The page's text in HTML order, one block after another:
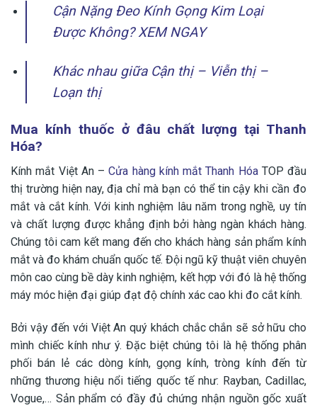
Cận Nặng Đeo Kính Gọng Kim Loại
Được Không? XEM NGAY
Khác nhau giữa Cận thị – Viễn thị –
Loạn thị
Mua kính thuốc ở đâu chất lượng tại Thanh
Hóa?
Kính mắt Việt An –Cửa hàng kính mắt Thanh HóaTOP đầu
thị trường hiện nay, địa chỉ mà bạn có thể tin cậy khi cần đo
mắt và cắt kính. Với kinh nghiệm lâu năm trong nghề, uy tín
và chất lượng được khẳng định bởi hàng ngàn khách hàng.
Chúng tôi cam kết mang đến cho khách hàng sản phẩm kính
mắt và đo khám chuẩn quốc tế. Đội ngũ kỹ thuật viên chuyên
môn cao cùng bề dày kinh nghiệm, kết hợp với đó là hệ thống
máy móc hiện đại giúp đạt độ chính xác cao khi đo cắt kính.
Bởi vậy đến với Việt An quý khách chắc chắn sẽ sở hữu cho
mình chiếc kính như ý. Đặc biệt chúng tôi là hệ thống phân
phối bán lẻ các dòng kính, gọng kính, tròng kính đến từ
những thương hiệu nổi tiếng quốc tế như: Rayban, Cadillac,
Vogue,… Sản phẩm có đầy đủ chứng nhận nguồn gốc xuất